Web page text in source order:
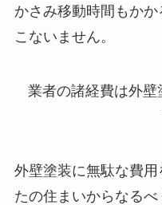
かさみ移動時間もか
こないません。
業者の諸経費は外壁
外壁塗装に無駄な費
たの住まいからなる